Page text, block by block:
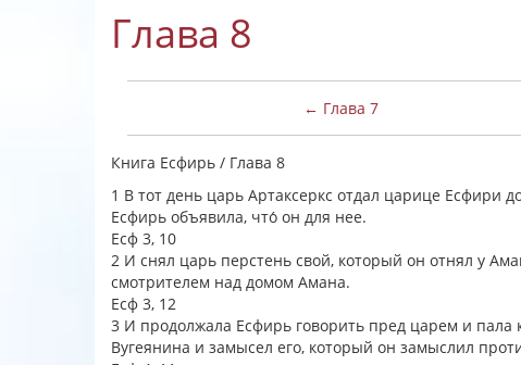
Глава 8
← Глава 7
Книга Есфирь / Глава 8
1 В тот день царь Артаксеркс отдал царице
Есфирь объявила, что́ он для нее.
Есф 3, 10
2 И снял царь перстень свой, который он отнял у
смотрителем над домом Амана.
Есф 3, 12
3 И продолжала Есфирь говорить пред царем и пала
Вугеянина и замысел его, который он замыслил